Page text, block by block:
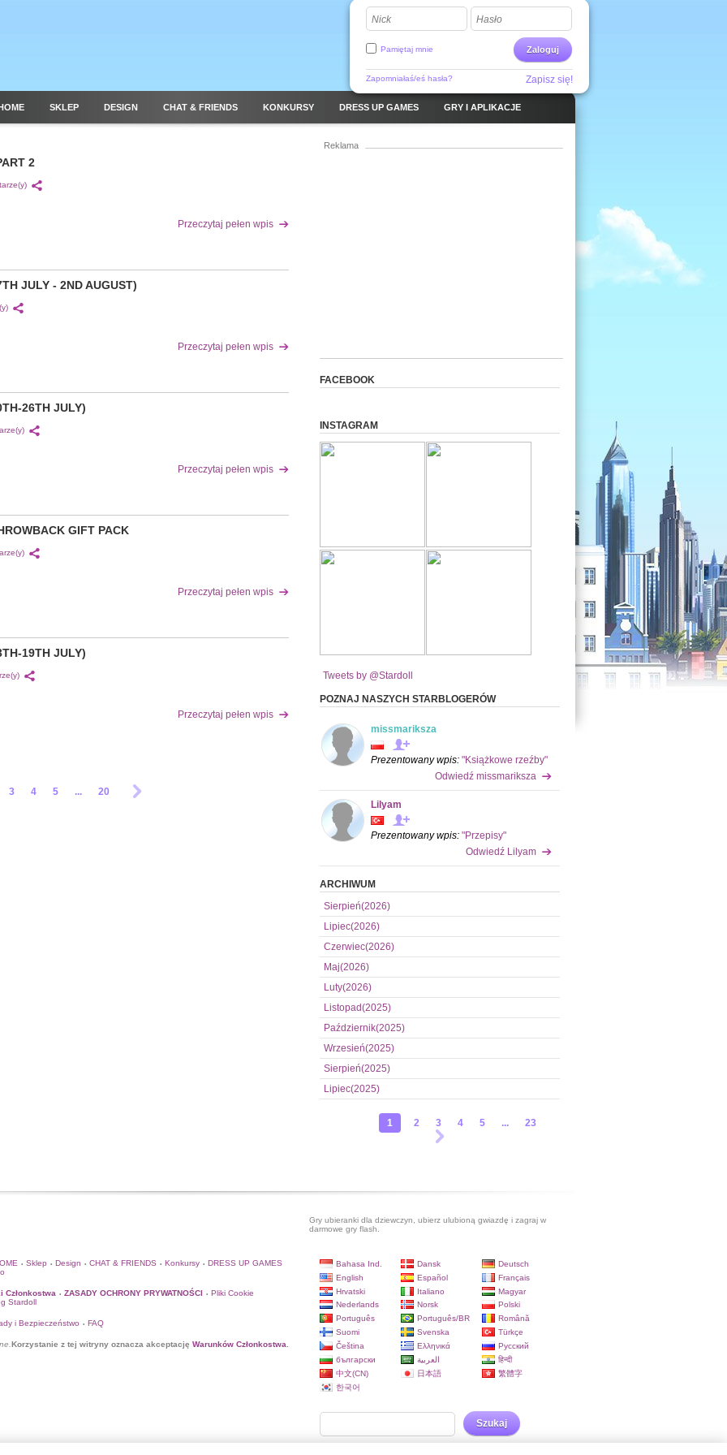
Nick Hasło
Zaloguj
Pamiętaj mnie
Zapomniałaś/eś hasła? Zapisz się!
SKLEP DESIGN CHAT & FRIENDS KONKURSY DRESS UP GAMES GRY I APLIKACJE
2
Przeczytaj pełen wpis
JULY - 2ND AUGUST)
Przeczytaj pełen wpis
26TH JULY)
Przeczytaj pełen wpis
GIFT PACK
Przeczytaj pełen wpis
19TH JULY)
Przeczytaj pełen wpis
3 4 5 ... 20
Reklama
FACEBOOK
INSTAGRAM
Tweets by @Stardoll
POZNAJ NASZYCH STARBLOGERÓW
missmariksza
Prezentowany wpis: "Książkowe rzeźby"
Odwiedź missmariksza
Lilyam
Prezentowany wpis: "Przepisy"
Odwiedź Lilyam
ARCHIWUM
Sierpień(2026)
Lipiec(2026)
Czerwiec(2026)
Maj(2026)
Luty(2026)
Listopad(2025)
Październik(2025)
Wrzesień(2025)
Sierpień(2025)
Lipiec(2025)
1 2 3 4 5 ... 23
Gry ubieranki dla dziewczyn, ubierz ulubioną gwiazdę i zagraj w
darmowe gry flash.
• Sklep • Design • CHAT & FRIENDS • Konkursy • DRESS UP GAMES
Członkostwa • ZASADY OCHRONY PRYWATNOŚCI • Pliki Cookie
Stardoll
i Bezpieczeństwo • FAQ
Korzystanie z tej witryny oznacza akceptację Warunków Członkostwa
Bahasa Ind. Dansk
Deutsch
English
Español
Français
Hrvatski
Italiano
Magyar
Nederlands
Norsk
Polski
Português
Português/BR
Română
Suomi
Svenska
Türkçe
Čeština
Ελληνικά
Русский
български
العربية
हिन्दी
中文(CN)
日本語
繁體字
한국어
Szukaj